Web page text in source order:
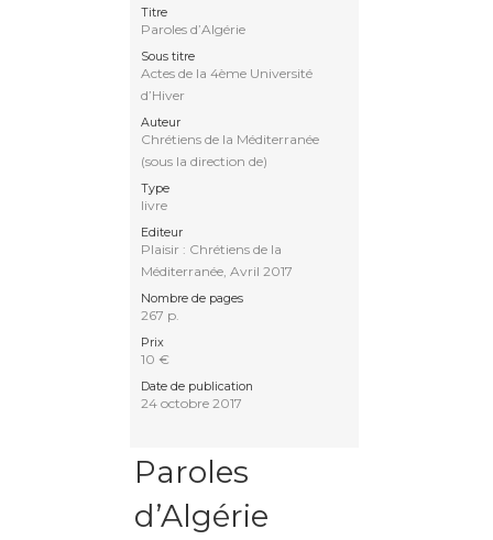
Titre
Paroles d’Algérie
Sous titre
Actes de la 4ème Université
d’Hiver
Auteur
Chrétiens de la Méditerranée
(sous la direction de)
Type
livre
Editeur
Plaisir : Chrétiens de la
Méditerranée, Avril 2017
Nombre de pages
267 p.
Prix
10 €
Date de publication
24 octobre 2017
Paroles
d’Algérie